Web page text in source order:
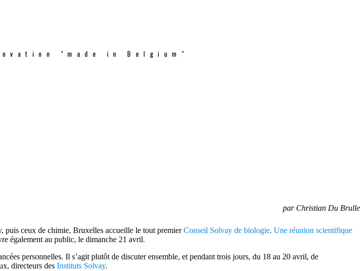
"made in Belgium"
par Christian Du Brulle
puis ceux de chimie, Bruxelles accueille le tout premierConseil Solvay de biologie. Une réunion scientifique
également au public, le dimanche 21 avril.
personnelles. Il s’agit plutôt de discuter ensemble, et pendant trois jours, du 18 au 20 avril, de
directeurs des Instituts Solvay.